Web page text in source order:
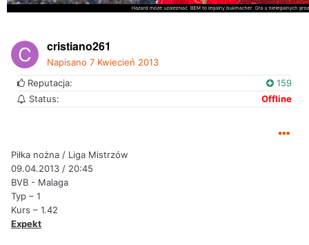
cristiano261
Napisano 7 Kwiecień 2013
Reputacja:
159
Status:
Offline
Piłka nożna / Liga Mistrzów
09.04.2013 / 20:45
BVB - Malaga
Typ – 1
Kurs – 1.42
Expekt